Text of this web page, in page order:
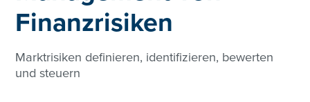
Finanzrisiken
Marktrisiken definieren, identifizieren, bewerten
und steuern